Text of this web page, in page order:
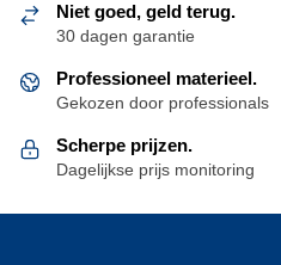
op
productpagina
Niet goed, geld terug.
30 dagen garantie
Professioneel materieel.
Gekozen door professionals
Scherpe prijzen.
Dagelijkse prijs monitoring